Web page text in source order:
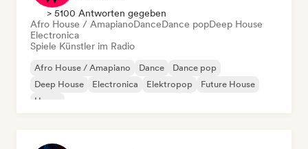
> 5100 Antworten gegeben
Afro House / AmapianoDanceDance popDeep House
Electronica
Spiele Künstler im Radio
Afro House / Amapiano Dance
Dance pop
Deep House
Electronica Elektropop
Future House
House